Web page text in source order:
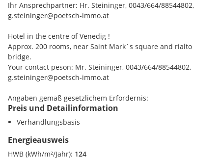
Ihr Ansprechpartner: Hr. Steininger, 0043/664/88544802,
g.steininger@poetsch-immo.at
Hotel in the centre of Venedig !
Approx. 200 rooms, near Saint Mark`s square and rialto
bridge.
Your contact peson: Mr. Steininger, 0043/664/88544802,
g.steininger@poetsch-immo.at
Angaben gemäß gesetzlichem Erfordernis:
Heizwärmebedarf: 124.0 kWh/(m²a)
Klasse Heizwärmebedarf: D
Faktor Gesamtenergieeffizienz: 2.4
Klasse Faktor Gesamtenergieeffizienz: D
Preis und Detailinformation
Verhandlungsbasis
Energieausweis
HWB (kWh/m²/Jahr): 124